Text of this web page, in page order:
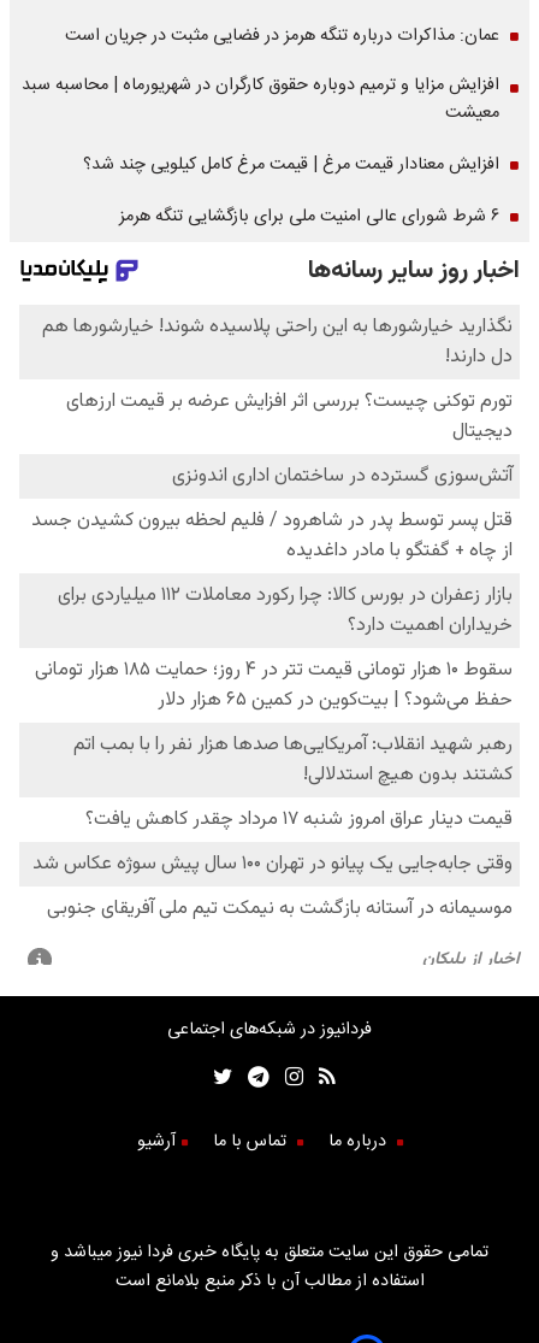
عمان: مذاکرات درباره تنگه هرمز در فضایی مثبت در جریان است
افزایش مزایا و ترمیم دوباره حقوق کارگران در شهریورماه | محاسبه سبد
معیشت
افزایش معنادار قیمت مرغ | قیمت مرغ کامل کیلویی چند شد؟
۶ شرط شورای عالی امنیت ملی برای بازگشایی تنگه هرمز
فردانیوز در شبکه‌های اجتماعی
درباره ما تماس با ما آرشیو
تمامی حقوق این سایت متعلق به پایگاه خبری فردا نیوز میباشد و
استفاده از مطالب آن با ذکر منبع بلامانع است